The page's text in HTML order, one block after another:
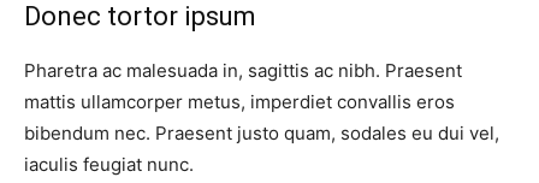
Donec tortor ipsum
Pharetra ac malesuada in, sagittis ac nibh. Praesent
mattis ullamcorper metus, imperdiet convallis eros
bibendum nec. Praesent justo quam, sodales eu dui vel,
iaculis feugiat nunc.